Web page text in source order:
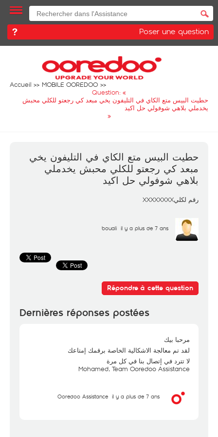
Poser une question
Accueil
MOBILE OOREDOO
Question: «
حطيت البيس متع الكاي في التليفون يخي مبعد كي رجعتو للكلي محبش
يخدملي بلاهي شوفولي حل اكيد
»
حطيت البيس متع الكاي في التليفون يخي
مبعد كي رجعتو للكلي محبش يخدملي
بلاهي شوفولي حل اكيد
رقم لكليXXXXXXXX
bouali il y a plus de 7 ans
Répondre à cette question
Dernières réponses postées
مرحبا بيك
لقد تم معالجة الاشكالية الخاصة برقمك إمتاعك
لا تترد في إتصال بنا في كل مرة
Mohamed, Team Ooredoo Assistance
Ooredoo Assistance il y a plus de 7 ans